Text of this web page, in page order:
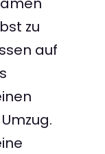
zu
auf